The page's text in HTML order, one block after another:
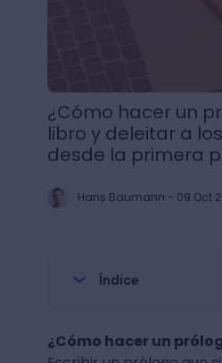
¿Cómo hacer un
libro y deleitar a
desde la primera
Hans Baumann - 09 Oct
Índice
¿Cómo hacer un